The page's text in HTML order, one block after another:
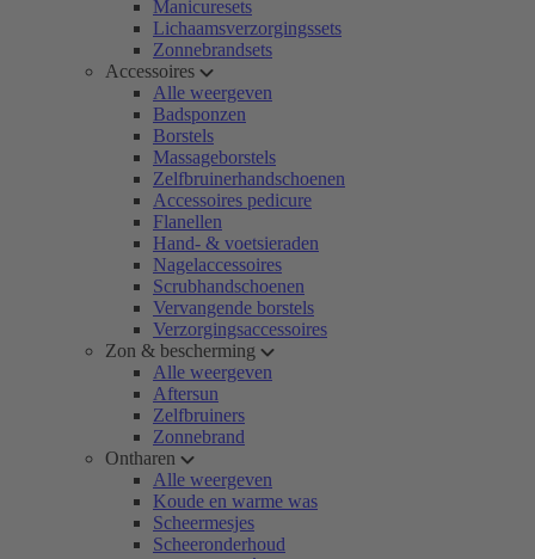
Manicuresets
Lichaamsverzorgingssets
Zonnebrandsets
Accessoires
Alle weergeven
Badsponzen
Borstels
Massageborstels
Zelfbruinerhandschoenen
Accessoires pedicure
Flanellen
Hand- & voetsieraden
Nagelaccessoires
Scrubhandschoenen
Vervangende borstels
Verzorgingsaccessoires
Zon & bescherming
Alle weergeven
Aftersun
Zelfbruiners
Zonnebrand
Ontharen
Alle weergeven
Koude en warme was
Scheermesjes
Scheeronderhoud